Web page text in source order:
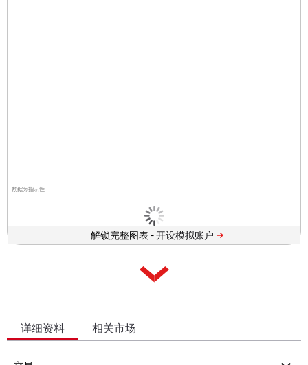
数据为指示性
解锁完整图表 -
详细资料 相关市场